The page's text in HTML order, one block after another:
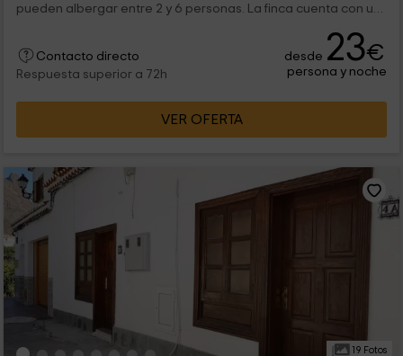
pueden albergar entre 2 y 6 personas. La finca cuenta con un
Contacto directo
Respuesta superior a 72h
desde 23€
persona y noche
VER OFERTA
19 Fotos